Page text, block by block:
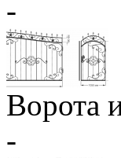
-
Ворота
-